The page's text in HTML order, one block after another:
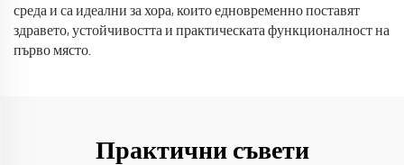
среда и са идеални за хора, които едновременно поставят
здравето, устойчивостта и практическата функционалност на
първо място.
Практични съвети